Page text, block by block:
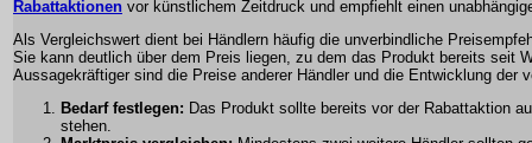
Rabattaktionen vor künstlichem Zeitdruck und empfiehlt einen
Als Vergleichswert dient bei Händlern häufig die unverbindliche
Sie kann deutlich über dem Preis liegen, zu dem das Produkt bereits seit
Aussagekräftiger sind die Preise anderer Händler und die Entwicklung der
Bedarf festlegen: Das Produkt sollte bereits vor der Rabattaktion
stehen.